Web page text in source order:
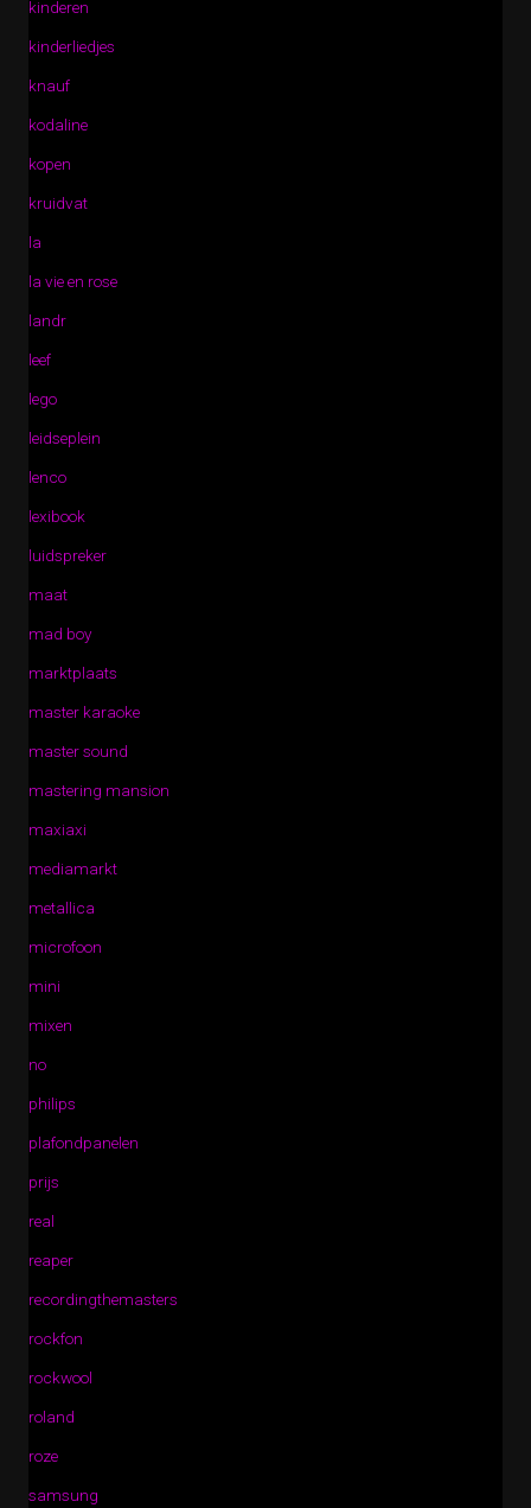
kinderen
kinderliedjes
knauf
kodaline
kopen
kruidvat
la
la vie en rose
landr
leef
lego
leidseplein
lenco
lexibook
luidspreker
maat
mad boy
marktplaats
master karaoke
master sound
mastering mansion
maxiaxi
mediamarkt
metallica
microfoon
mini
mixen
no
philips
plafondpanelen
prijs
real
reaper
recordingthemasters
rockfon
rockwool
roland
roze
samsung